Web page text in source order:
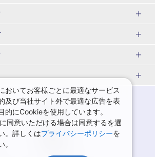
秋田旅行・ツアー
福島旅行・ツアー
日光旅行
阿寒湖温泉(北海道)
川湯温泉(北海道)
知床温泉(北海道)
版
女子旅 国内版
版
ゴールデンウィーク（GW）の国内
旅行
7月の国内旅行
プライバシーポリシー
規約集
商標について
サイトマップ
おいてお客様ごとに最適なサービス
及び当社サイト外で最適な広告を表
的にCookieを使用しています。
同意いただける場合は同意するを選
。詳しくはプライバシーポリシーを